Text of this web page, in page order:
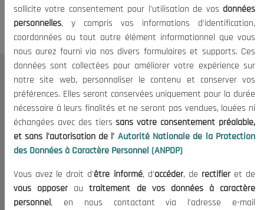
contenu est restreint.
Le CNESE
A Propos
Le président
Organisation
Publications
Informations utiles
Appels d'offres et Consultations
sollicite votre consentement pour l'utilisation de vos données
personnelles, y compris vos informations d'identification,
coordonnées ou tout autre élément informationnel que vous
nous aurez fourni via nos divers formulaires et supports. Ces
données sont collectées pour améliorer votre expérience sur
notre site web, personnaliser le contenu et conserver vos
préférences. Elles seront conservées uniquement pour la durée
nécessaire à leurs finalités et ne seront pas vendues, louées ni
échangées avec des tierssans votre consentement préalable,
et sans l'autorisation de l' Autorité Nationale de la Protection
des Données à Caractère Personnel (ANPDP)
Vous avez le droit d'être informé, d'accéder, de rectifieret de
vous opposerautraitement de vos données à caractère
personnel, en nous contactant via l'adresse e-mail